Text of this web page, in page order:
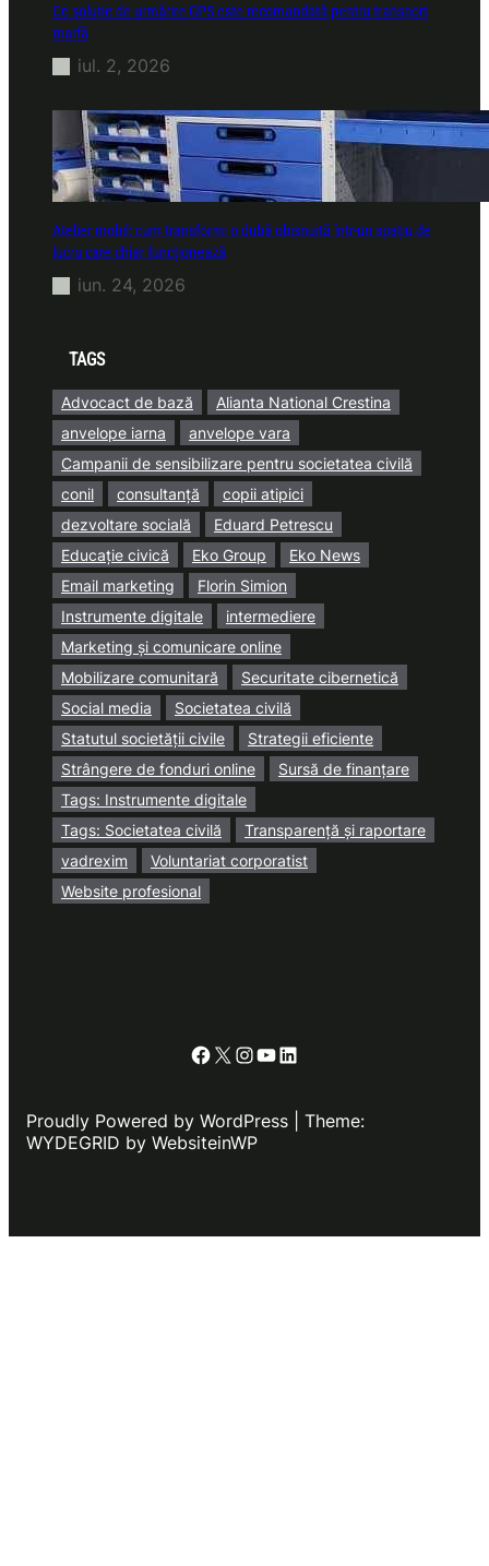
Ce soluție de urmărire GPS este recomandată pentru transport
marfă
iul. 2, 2026
Atelier mobil: cum transformi o dubă obișnuită într-un spațiu de
lucru care chiar funcționează
iun. 24, 2026
TAGS
Advocact de bază
Alianta National Crestina
anvelope iarna
anvelope vara
Campanii de sensibilizare pentru societatea civilă
conil
consultanță
copii atipici
dezvoltare socială
Eduard Petrescu
Educație civică
Eko Group
Eko News
Email marketing
Florin Simion
Instrumente digitale
intermediere
Marketing și comunicare online
Mobilizare comunitară
Securitate cibernetică
Social media
Societatea civilă
Statutul societății civile
Strategii eficiente
Strângere de fonduri online
Sursă de finanțare
Tags: Instrumente digitale
Tags: Societatea civilă
Transparență și raportare
vadrexim
Voluntariat corporatist
Website profesional
Facebook
X Instagram
YouTube
LinkedIn
Proudly Powered by WordPress | Theme:
WYDEGRID by WebsiteinWP